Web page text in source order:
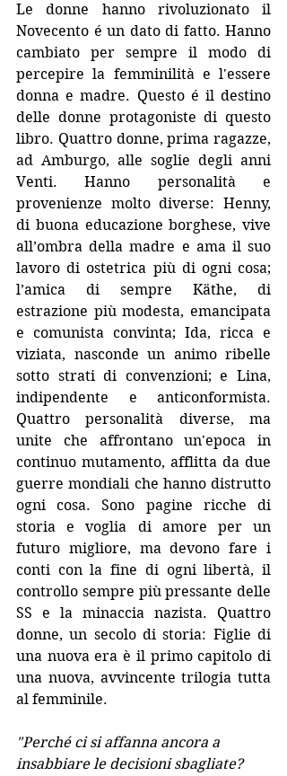
Le donne hanno rivoluzionato il
Novecento é un dato di fatto. Hanno
cambiato per sempre il modo di
percepire la femminilità e l'essere
donna e madre. Questo é il destino
delle donne protagoniste di questo
libro. Quattro donne, prima ragazze,
ad Amburgo, alle soglie degli anni
Venti. Hanno personalità e
provenienze molto diverse: Henny,
di buona educazione borghese, vive
all’ombra della madre e ama il suo
lavoro di ostetrica più di ogni cosa;
l’amica di sempre Käthe, di
estrazione più modesta, emancipata
e comunista convinta; Ida, ricca e
viziata, nasconde un animo ribelle
sotto strati di convenzioni; e Lina,
indipendente e anticonformista.
Quattro personalità diverse, ma
unite che affrontano un'epoca in
continuo mutamento, afflitta da due
guerre mondiali che hanno distrutto
ogni cosa. Sono pagine ricche di
storia e voglia di amore per un
futuro migliore, ma devono fare i
conti con la fine di ogni libertà, il
controllo sempre più pressante delle
SS e la minaccia nazista. Quattro
donne, un secolo di storia: Figlie di
una nuova era è il primo capitolo di
una nuova, avvincente trilogia tutta
al femminile.
"Perché ci si affanna ancora a
insabbiare le decisioni sbagliate?